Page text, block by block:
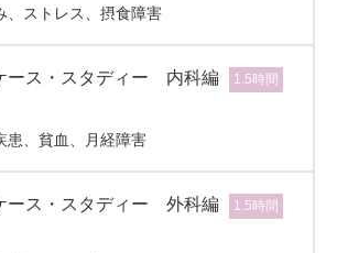
、ストレス、摂食障害
ース・スタディー 内科編 1.5時間
患、貧血、月経障害
ース・スタディー 外科編 1.5時間